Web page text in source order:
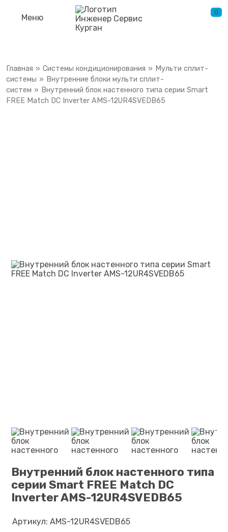
Меню
0
Главная » Системы кондиционирования » Мульти сплит-
системы » Внутренние блоки мульти сплит-
систем » Внутренний блок настенного типа серии Smart
FREE Match DC Inverter AMS-12UR4SVEDB65
Внутренний блок настенного типа
серии Smart FREE Match DC
Inverter AMS-12UR4SVEDB65
Артикул: AMS-12UR4SVEDB65